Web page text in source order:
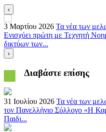
‹
3 Μαρτίου 2026 Τα νέα των
Ενισχύει πρώτη με Τεχνητή
δικτύων των...
›
Διαβάστε επίσης
31 Ιουλίου 2026 Τα νέα των
τον Πανελλήνιο Σύλλογο «Η
Παιδι...